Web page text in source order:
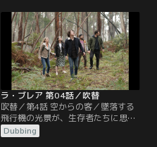
ことを証明しようとするが、政府の
エージェントが2人の動きを追う。
ラ・ブレア 第04話／吹替
吹替／第4話 空からの客／墜落する
飛行機の光景が、生存者たちに思い
がけない希望の波を広げる。イヴら
はパイロットを捜索する。政府が陥
Dubbing